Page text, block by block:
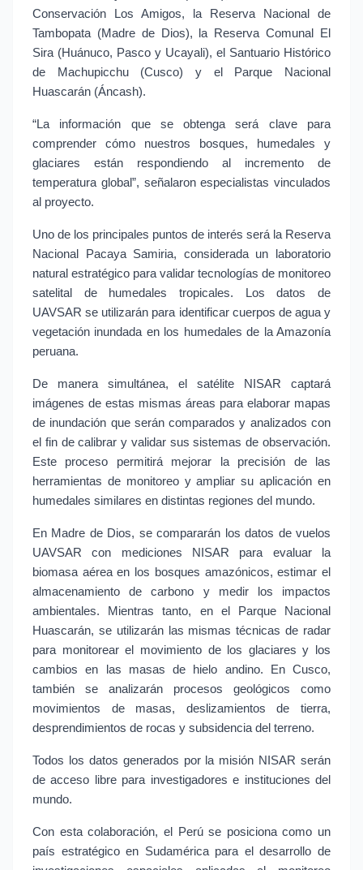
Conservación Los Amigos, la Reserva Nacional de
Tambopata (Madre de Dios), la Reserva Comunal El
Sira (Huánuco, Pasco y Ucayali), el Santuario Histórico
de Machupicchu (Cusco) y el Parque Nacional
Huascarán (Áncash).
“La información que se obtenga será clave para
comprender cómo nuestros bosques, humedales y
glaciares están respondiendo al incremento de
temperatura global”, señalaron especialistas vinculados
al proyecto.
Uno de los principales puntos de interés será la Reserva
Nacional Pacaya Samiria, considerada un laboratorio
natural estratégico para validar tecnologías de monitoreo
satelital de humedales tropicales. Los datos de
UAVSAR se utilizarán para identificar cuerpos de agua y
vegetación inundada en los humedales de la Amazonía
peruana.
De manera simultánea, el satélite NISAR captará
imágenes de estas mismas áreas para elaborar mapas
de inundación que serán comparados y analizados con
el fin de calibrar y validar sus sistemas de observación.
Este proceso permitirá mejorar la precisión de las
herramientas de monitoreo y ampliar su aplicación en
humedales similares en distintas regiones del mundo.
En Madre de Dios, se compararán los datos de vuelos
UAVSAR con mediciones NISAR para evaluar la
biomasa aérea en los bosques amazónicos, estimar el
almacenamiento de carbono y medir los impactos
ambientales. Mientras tanto, en el Parque Nacional
Huascarán, se utilizarán las mismas técnicas de radar
para monitorear el movimiento de los glaciares y los
cambios en las masas de hielo andino. En Cusco,
también se analizarán procesos geológicos como
movimientos de masas, deslizamientos de tierra,
desprendimientos de rocas y subsidencia del terreno.
Todos los datos generados por la misión NISAR serán
de acceso libre para investigadores e instituciones del
mundo.
Con esta colaboración, el Perú se posiciona como un
país estratégico en Sudamérica para el desarrollo de